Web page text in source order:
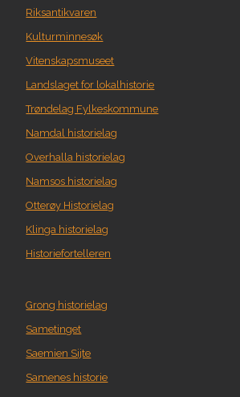
Riksantikvaren
Kulturminnesøk
Vitenskapsmuseet
Landslaget for lokalhistorie
Trøndelag Fylkeskommune
Namdal historielag
Overhalla historielag
Namsos historielag
Otterøy Historielag
Klinga historielag
Historiefortelleren
Grong historielag
Sametinget
Saemien Sijte
Samenes historie